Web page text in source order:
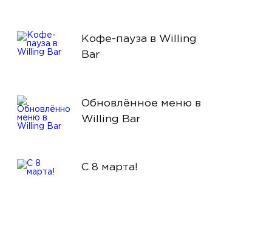
Кофе-пауза в Willing
Bar
Обновлённое меню в
Willing Bar
С 8 марта!